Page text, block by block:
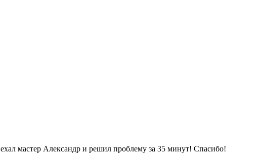
мастер Александр и решил проблему за 35 минут! Спасибо!